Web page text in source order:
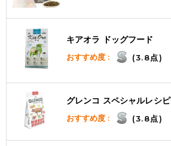
キアオラ ドッグフード
おすすめ度 : (3.8点)
グレンコ スペシャルレシピ
おすすめ度 : (3.8点)